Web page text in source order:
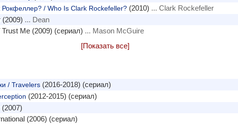
Рокфеллер? / Who Is Clark Rockefeller?(2010) ... Clark Rockefeller
(2009) ... Dean
Me (2009) (сериал) ... Mason McGuire
[Показать все]
/ Travelers(2016-2018) (сериал)
(2012-2015) (сериал)
(2006) (сериал)